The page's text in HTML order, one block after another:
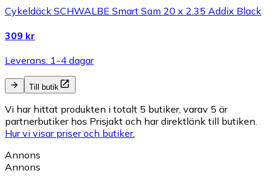
Cykeldäck SCHWALBE Smart Sam 20 x 2.35 Addix Black
309 kr
Leverans: 1-4 dagar
Till butik
Vi har hittat produkten i totalt 5 butiker, varav 5 är
partnerbutiker hos Prisjakt och har direktlänk till butiken.
Hur vi visar priser och butiker.
Annons
Annons